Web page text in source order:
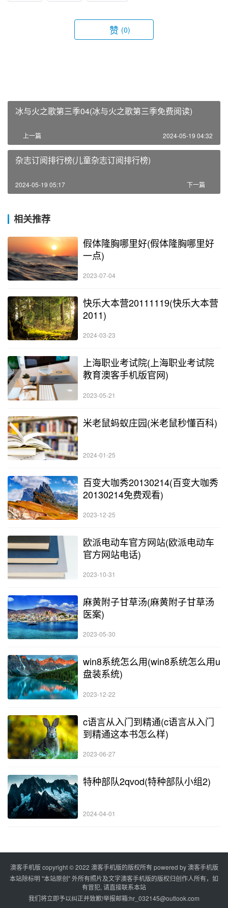
赞 (0)
冰与火之歌第三季04(冰与火之歌第三季免费阅读)
上一篇 2024-05-19 04:32
杂志订阅排行榜(儿童杂志订阅排行榜)
下一篇
2024-05-19 05:17
相关推荐
假体隆胸哪里好(假体隆胸哪里好
一点)
2023-07-04
快乐大本营20111119(快乐大本营
2011)
2024-03-23
上海职业考试院(上海职业考试院
教育澳客手机版官网)
2023-05-21
米老鼠蚂蚁庄园(米老鼠秒懂百科)
2024-01-25
百变大咖秀20130214(百变大咖秀
20130214免费观看)
2023-12-25
欧派电动车官方网站(欧派电动车
官方网站电话)
2023-10-31
麻黄附子甘草汤(麻黄附子甘草汤
医案)
2023-05-30
win8系统怎么用(win8系统怎么用u
盘装系统)
2023-12-22
c语言从入门到精通(c语言从入门
到精通这本书怎么样)
2023-06-27
特种部队2qvod(特种部队小组2)
2024-04-01
澳客手机版 copyright © 2022 澳客手机版的版权所有 powered by澳客手机版
本站除标明 "本站原创" 外所有照片及文字澳客手机版的版权归创作人所有，如
有冒犯, 请直接联系本站
我们将立即予以纠正并致歉!举报邮箱:hr_032145@outlook.com